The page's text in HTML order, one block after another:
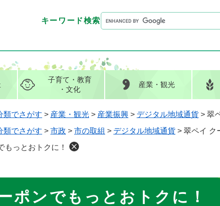
キーワー
子育て ・教育
・文化
産業 ・観光
キーワード検索
G
o
g
l
ス
タ
検
類でさがす > 産業・観光 > 産業振興 > デジタル地域通貨 > 翠
類でさがす > 市政 > 市の取組 > デジタル地域通貨 > 翠ペイ ク
もっとおトクに！
ポンでもっとおトクに！